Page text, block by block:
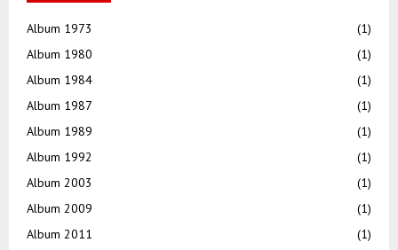
Album 1973
(1)
Album 1980
(1)
Album 1984
(1)
Album 1987
(1)
Album 1989
(1)
Album 1992
(1)
Album 2003
(1)
Album 2009
(1)
Album 2011
(1)